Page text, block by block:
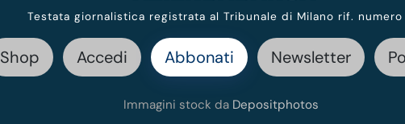
Testata giornalistica registrata al Tribunale di Milano rif.
Shop Accedi Abbonati Newsletter
Immagini stock da Depositphotos